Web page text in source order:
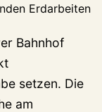
Erdarbeiten
Bahnhof
setzen. Die
am